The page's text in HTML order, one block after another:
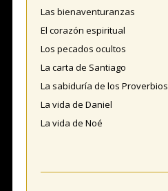
Las bienaventuranzas
El corazón espiritual
Los pecados ocultos
La carta de Santiago
La sabiduría de los Proverbios
La vida de Daniel
La vida de Noé